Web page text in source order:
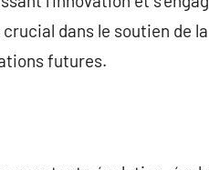
dans le soutien de la
futures.